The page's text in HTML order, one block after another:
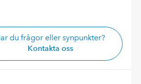
du frågor eller synpunkter?
Kontakta oss